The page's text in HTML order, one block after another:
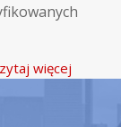
więcej